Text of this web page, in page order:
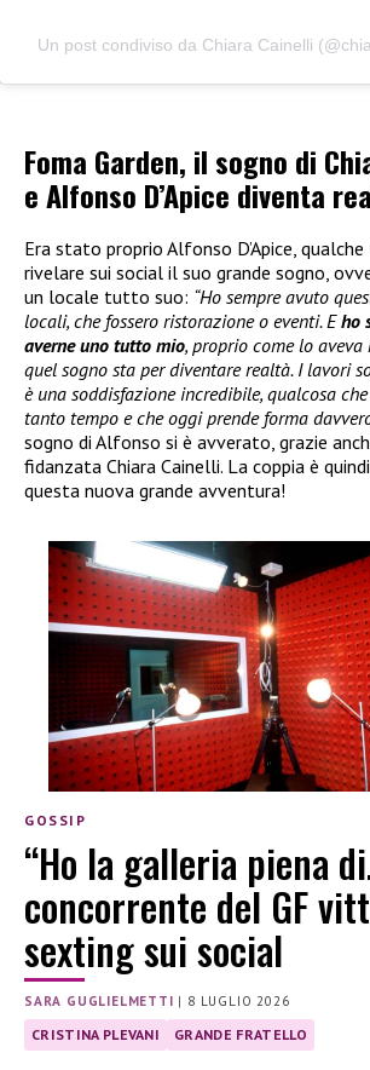
Un post condiviso da Chiara Cainelli
Foma Garden, il sogno di
e Alfonso D’Apice diventa
Era stato proprio Alfonso D’Apice,
rivelare sui social il suo grande sogno,
un locale tutto suo: “Ho sempre avuto
locali, che fossero ristorazione o eventi. Eho
averne uno tutto mio, proprio come lo aveva
quel sogno sta per diventare realtà. I lavori
è una soddisfazione incredibile, qualcosa
tanto tempo e che oggi prende forma
sogno di Alfonso si è avverato, grazie
fidanzata Chiara Cainelli. La coppia è
questa nuova grande avventura!
GOSSIP
“Ho la galleria piena
concorrente del GF
sexting sui social
SARA GUGLIELMETTI | 8 LUGLIO 2026
CRISTINA PLEVANI GRANDE FRATELLO